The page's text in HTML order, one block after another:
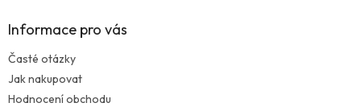
Informace pro vás
Časté otázky
Jak nakupovat
Hodnocení obchodu